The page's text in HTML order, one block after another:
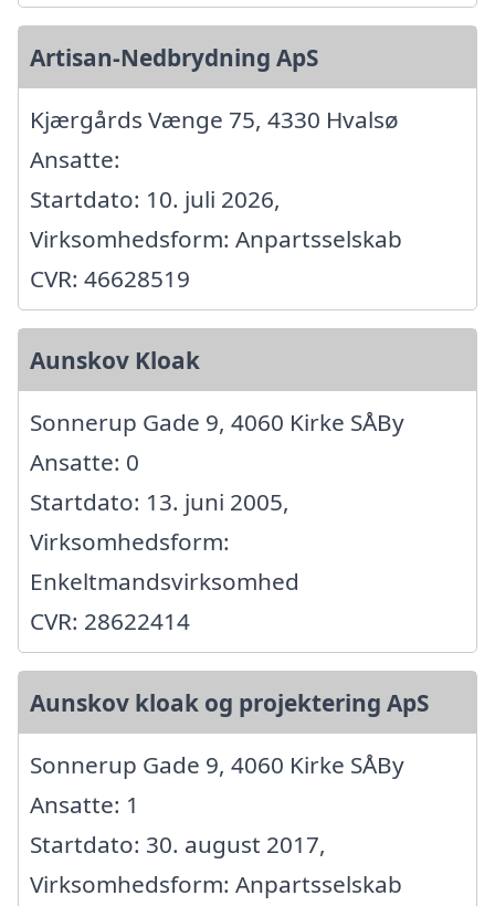
Artisan-Nedbrydning ApS
Kjærgårds Vænge 75, 4330 Hvalsø
Ansatte:
Startdato: 10. juli 2026,
Virksomhedsform: Anpartsselskab
CVR: 46628519
Aunskov Kloak
Sonnerup Gade 9, 4060 Kirke SÅBy
Ansatte: 0
Startdato: 13. juni 2005,
Virksomhedsform:
Enkeltmandsvirksomhed
CVR: 28622414
Aunskov kloak og projektering ApS
Sonnerup Gade 9, 4060 Kirke SÅBy
Ansatte: 1
Startdato: 30. august 2017,
Virksomhedsform: Anpartsselskab